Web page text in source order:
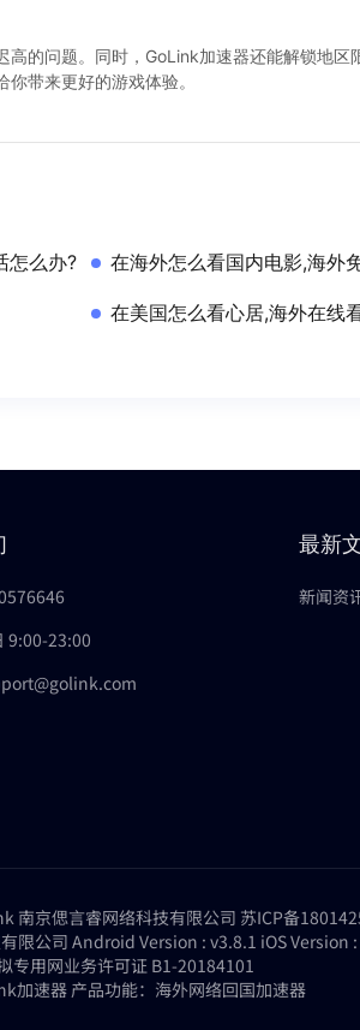
的问题。同时，GoLink加速器还能解锁地
带来更好的游戏体验。
怎么办? 在海外怎么看国内电影,海外
在美国怎么看心居,海外在线
9:00-23:00
最新
新闻资
南京偲言睿网络科技有限公司 苏ICP备
限公司 Android Version : v3.8.1 iOS Version
专用网业务许可证 B1-20184101
加速器 产品功能：海外网络回国加速器